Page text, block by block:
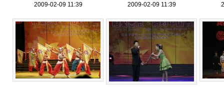
2009-02-09 11:39
2009-02-09 11:39